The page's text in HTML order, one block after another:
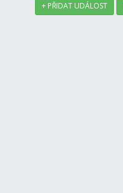
+ PŘIDAT UDÁLOST